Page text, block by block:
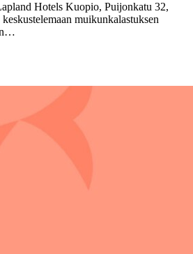
Hotels Kuopio, Puijonkatu 32,
muikunkalastuksen